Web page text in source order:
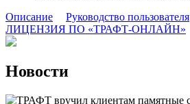
Описание
Руководство пользователя
ЛИЦЕНЗИЯ ПО «ТРАФТ-ОНЛАЙН»
Новости